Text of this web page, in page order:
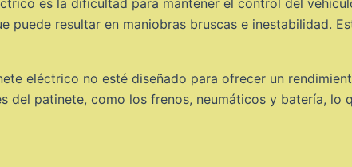
es la dificultad para mantener el control del
resultar en maniobras bruscas e inestabilidad.
eléctrico no esté diseñado para ofrecer un
patinete, como los frenos, neumáticos y batería, lo